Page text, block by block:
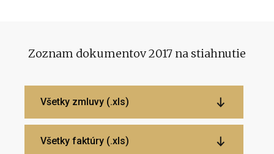
Zoznam dokumentov 2017 na stiahnutie
Všetky zmluvy (.xls)
Všetky faktúry (.xls)